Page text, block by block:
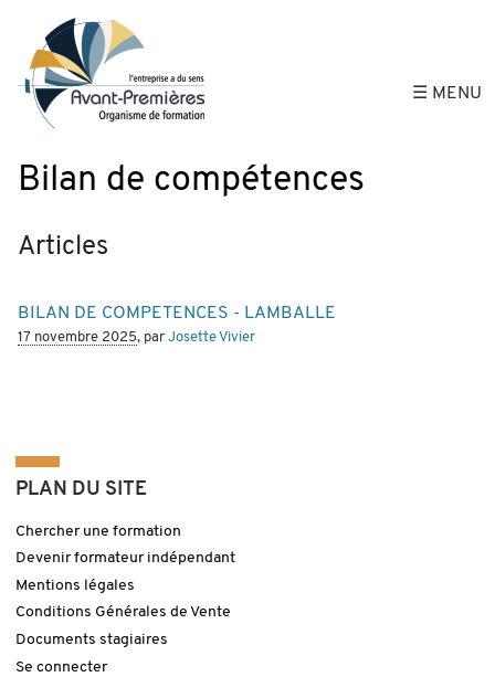
☰ MENU
Bilan de compétences
Articles
BILAN DE COMPETENCES - LAMBALLE
17 novembre 2025, par Josette Vivier
PLAN DU SITE
Chercher une formation
Devenir formateur indépendant
Mentions légales
Conditions Générales de Vente
Documents stagiaires
Se connecter